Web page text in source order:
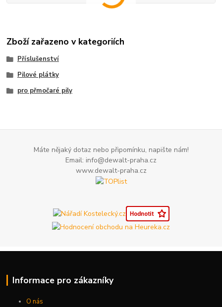
Zboží zařazeno v kategoriích
Příslušenství
Pilové plátky
pro přmočaré pily
Máte nějaký dotaz nebo připomínku, napište nám!
Email: info@dewalt-praha.cz
www.dewalt-praha.cz
Informace pro zákazníky
O nás